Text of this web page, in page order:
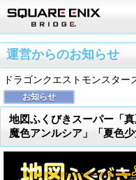
運営からのお知らせ
ドラゴンクエストモンスタ
お知らせ
地図ふくびきスーパー「
魔色アンルシア」「夏色